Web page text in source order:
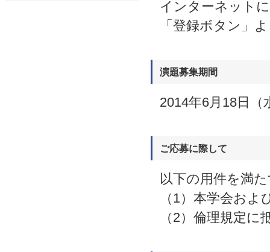
インターネット
「登録ボタン」
演題募集期間
2014年6月18日（
ご応募に際して
以下の用件を満
（1）本学会お
（2）倫理規定に